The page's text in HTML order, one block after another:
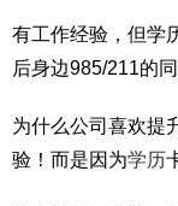
有工作经验，但学
后身边985/211的
为什么公司喜欢提
验！而是因为学历